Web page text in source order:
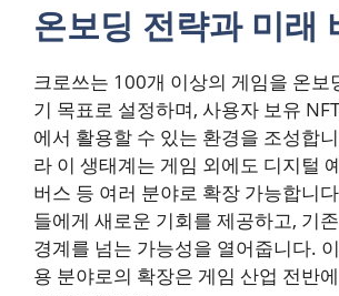
온보딩 전략과 미래
크로쓰는 100개 이상의 게임을 온보
기 목표로 설정하며, 사용자 보유
에서 활용할 수 있는 환경을 조성합
라 이 생태계는 게임 외에도 디지털
버스 등 여러 분야로 확장 가능합니
들에게 새로운 기회를 제공하고, 기
경계를 넘는 가능성을 열어줍니다.
용 분야로의 확장은 게임 산업 전반